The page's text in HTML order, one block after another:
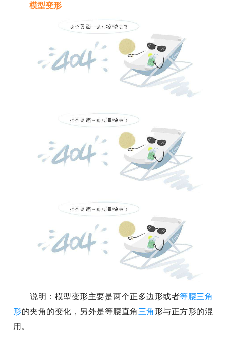
模型变形
说明：模型变形主要是两个正多边形或者等腰三角
形的夹角的变化，另外是等腰直角 三角形与正方形的混
用。